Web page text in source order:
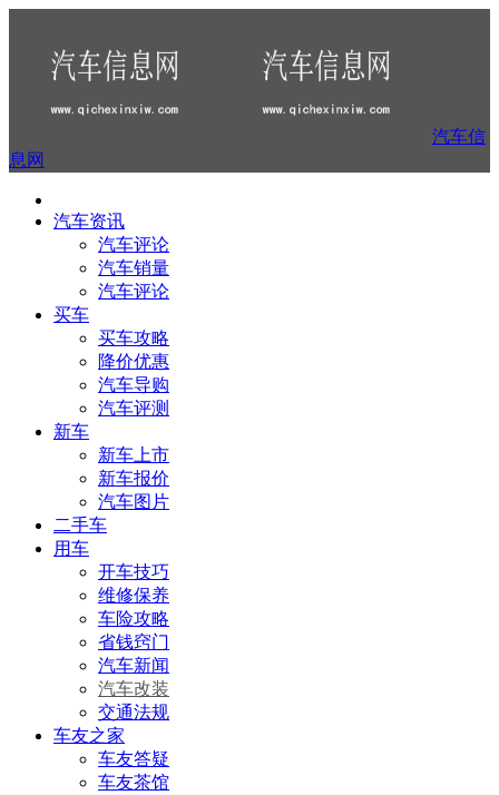
汽车信
息网
汽车资讯
汽车评论
汽车销量
汽车评论
买车
买车攻略
降价优惠
汽车导购
汽车评测
新车
新车上市
新车报价
汽车图片
二手车
用车
开车技巧
维修保养
车险攻略
省钱窍门
汽车新闻
汽车改装
交通法规
车友之家
车友答疑
车友茶馆